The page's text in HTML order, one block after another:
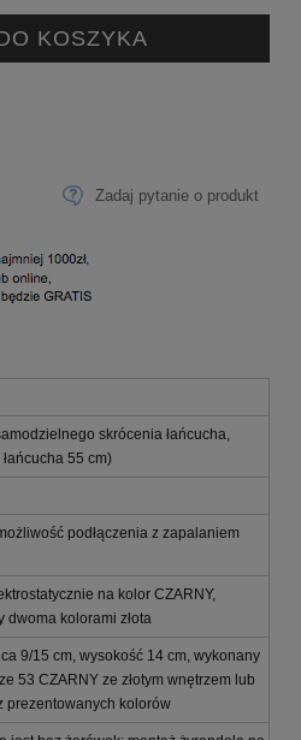
KOSZYKA
Zadaj pytanie o produkt
skrócenia łańcucha,
55 cm)
podłączenia z zapalaniem
na kolor CZARNY,
dwoma kolorami złota
9/15 cm, wysokość 14 cm, wykonany
53 CZARNY ze złotym wnętrzem lub
prezentowanych kolorów